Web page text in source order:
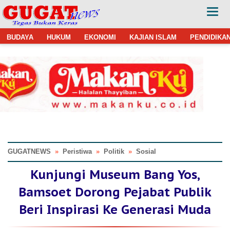
BUDAYA HUKUM EKONOMI KAJIAN ISLAM
GUGATNEWS » Peristiwa » Politik » Sosial
Kunjungi Museum Bang Yos,
Bamsoet Dorong Pejabat Publik
Beri Inspirasi Ke Generasi Muda